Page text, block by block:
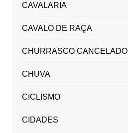
CAVALARIA
CAVALO DE RAÇA
CHURRASCO CANCELADO
CHUVA
CICLISMO
CIDADES